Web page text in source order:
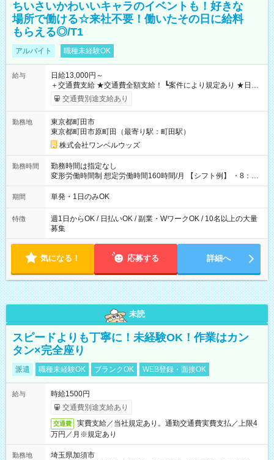
ちいさいかわいいキャラのイベントも！好きな
場所で働ける☆来社不要！働いたその日に給料
もらえる◎/T1
アルバイト 職種未経験OK
給与
日給13,000円～
＋交通費支給 ★交通費全額支給！ ┗案件により規定あり ★日払
いOK！（規定あり） ┗働いたその日に現金GET♪ お仕事後はコ
ンビニATMから 日払い分を引き落とせます！ 【試用期間】試
交通費別途支給あり
勤務地
東京都町田市
東京都町田市原町田（最寄り駅：町田駅）
株式会社ワンベルウッズ
勤務時間
勤務時間は指定なし
変形労働時間制 想定労働時間160時間/月 【シフト例】 ・8：00
～21：00
期間 単発・1日のみOK
特徴
週1日からOK / 日払いOK / 副業・WワークOK / 10名以上の大量
募集
気になる！ 応募する 詳細へ
未読
スピードよりも丁寧に！未経験OK！作業はカン
タン×完全座り
派遣 職種未経験OK ブランクOK WEB登録・面接OK
給与
時給1500円
交通費別途支給あり
交通費
実費支給／当社規定あり。通勤交通費実費支払／上限4
万円／月※規定あり
勤務地
埼玉県加須市